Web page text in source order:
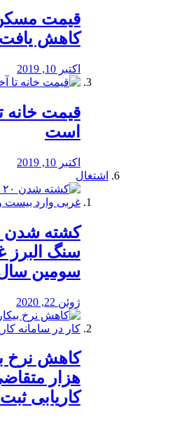
کاهش یافت
اکتبر 10, 2019
قیمت خانه
است
اکتبر 10, 2019
اشتغال
سنگ البرز
سومین
ژوئن 22, 2020
هزار
کاریابی